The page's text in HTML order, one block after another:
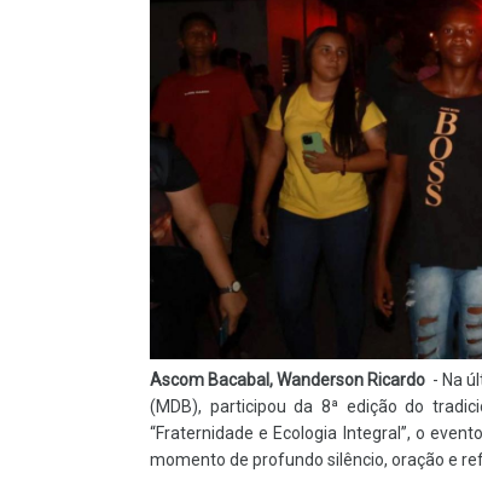
Ascom Bacabal, Wanderson Ricardo - Na
(MDB), participou da 8ª edição do
“Fraternidade e Ecologia Integral”, o
momento de profundo silêncio, oração e